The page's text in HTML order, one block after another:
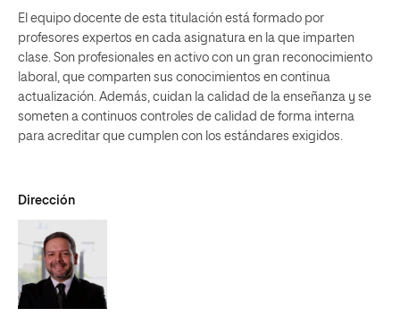
El equipo docente de esta titulación está formado por
profesores expertos en cada asignatura en la que imparten
clase. Son profesionales en activo con un gran reconocimiento
laboral, que comparten sus conocimientos en continua
actualización. Además, cuidan la calidad de la enseñanza y se
someten a continuos controles de calidad de forma interna
para acreditar que cumplen con los estándares exigidos.
Dirección